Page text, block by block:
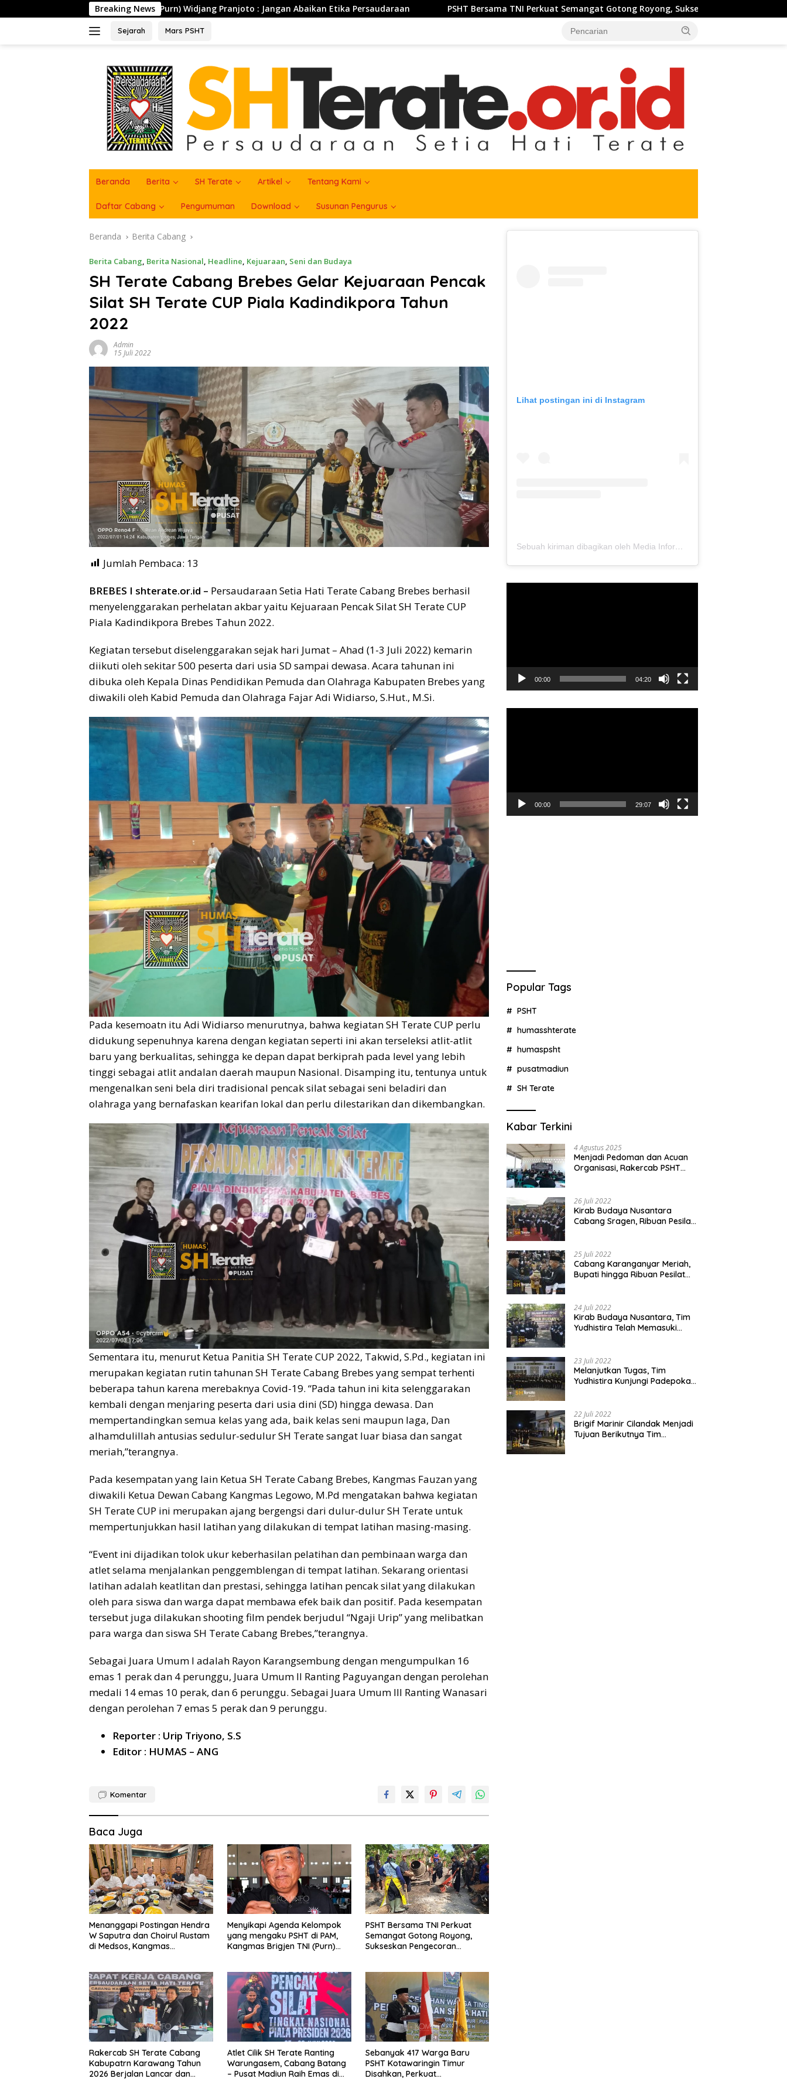
ke
Breaking News
TNI (Purn) Widjang Pranjoto : Jangan Abaikan Etika Persaudaraan PSHT Bersama TNI Perkuat Semangat Gotong Royong, Sukseskan Pengecoran Jembatan TMMD Ke-129 di
Sejarah Mars PSHT
Beranda Berita SH Terate Artikel Tentang Kami
Daftar Cabang Pengumuman Download Susunan Pengurus
Beranda Berita Cabang
Berita Cabang, Berita Nasional, Headline, Kejuaraan, Seni dan Budaya
SH Terate Cabang Brebes Gelar Kejuaraan Pencak
Silat SH Terate CUP Piala Kadindikpora Tahun
2022
Admin
15 Juli 2022
Jumlah Pembaca: 13
BREBES I shterate.or.id – Persaudaraan Setia Hati Terate Cabang Brebes berhasil
menyelenggarakan perhelatan akbar yaitu Kejuaraan Pencak Silat SH Terate CUP
Piala Kadindikpora Brebes Tahun 2022.
Kegiatan tersebut diselenggarakan sejak hari Jumat – Ahad (1-3 Juli 2022) kemarin
diikuti oleh sekitar 500 peserta dari usia SD sampai dewasa. Acara tahunan ini
dibuka oleh Kepala Dinas Pendidikan Pemuda dan Olahraga Kabupaten Brebes yang
diwakili oleh Kabid Pemuda dan Olahraga Fajar Adi Widiarso, S.Hut., M.Si.
Pada kesemoatn itu Adi Widiarso menurutnya, bahwa kegiatan SH Terate CUP perlu
didukung sepenuhnya karena dengan kegiatan seperti ini akan terseleksi atlit-atlit
baru yang berkualitas, sehingga ke depan dapat berkiprah pada level yang lebih
tinggi sebagai atlit andalan daerah maupun Nasional. Disamping itu, tentunya untuk
mengenalkan seni bela diri tradisional pencak silat sebagai seni beladiri dan
olahraga yang bernafaskan kearifan lokal dan perlu dilestarikan dan dikembangkan.
Sementara itu, menurut Ketua Panitia SH Terate CUP 2022, Takwid, S.Pd., kegiatan ini
merupakan kegiatan rutin tahunan SH Terate Cabang Brebes yang sempat terhenti
beberapa tahun karena merebaknya Covid-19. “Pada tahun ini kita selenggarakan
kembali dengan menjaring peserta dari usia dini (SD) hingga dewasa. Dan
mempertandingkan semua kelas yang ada, baik kelas seni maupun laga, Dan
alhamdulillah antusias sedulur-sedulur SH Terate sangat luar biasa dan sangat
meriah,”terangnya.
Pada kesempatan yang lain Ketua SH Terate Cabang Brebes, Kangmas Fauzan yang
diwakili Ketua Dewan Cabang Kangmas Legowo, M.Pd mengatakan bahwa kegiatan
SH Terate CUP ini merupakan ajang bergengsi dari dulur-dulur SH Terate untuk
mempertunjukkan hasil latihan yang dilakukan di tempat latihan masing-masing.
“Event ini dijadikan tolok ukur keberhasilan pelatihan dan pembinaan warga dan
atlet selama menjalankan penggemblengan di tempat latihan. Sekarang orientasi
latihan adalah keatlitan dan prestasi, sehingga latihan pencak silat yang dilakukan
oleh para siswa dan warga dapat membawa efek baik dan positif. Pada kesempatan
tersebut juga dilakukan shooting film pendek berjudul “Ngaji Urip” yang melibatkan
para warga dan siswa SH Terate Cabang Brebes,”terangnya.
Sebagai Juara Umum I adalah Rayon Karangsembung dengan mengumpulkan 16
emas 1 perak dan 4 perunggu, Juara Umum II Ranting Paguyangan dengan perolehan
medali 14 emas 10 perak, dan 6 perunggu. Sebagai Juara Umum III Ranting Wanasari
dengan perolehan 7 emas 5 perak dan 9 perunggu.
Reporter : Urip Triyono, S.S
Editor : HUMAS – ANG
Komentar
Baca Juga
Menanggapi Postingan Hendra
W Saputra dan Choirul Rustam
di Medsos, Kangmas
Menyikapi Agenda Kelompok
yang mengaku PSHT di PAM,
Kangmas Brigjen TNI (Purn)
PSHT Bersama TNI Perkuat
Semangat Gotong Royong,
Sukseskan Pengecoran
Rakercab SH Terate Cabang
Kabupatrn Karawang Tahun
2026 Berjalan Lancar dan
Atlet Cilik SH Terate Ranting
Warungasem, Cabang Batang
– Pusat Madiun Raih Emas di
Sebanyak 417 Warga Baru
PSHT Kotawaringin Timur
Disahkan, Perkuat
Lihat postingan ini di Instagram
Sebuah kiriman dibagikan oleh Media Informasi Dewan Pusat Persaudaraan Setia Hati Terate (@media.dewanpusat)
00:00 04:20
00:00 29:07
Popular Tags
PSHT
humasshterate
humaspsht
pusatmadiun
SH Terate
Kabar Terkini
4 Agustus 2025
Menjadi Pedoman dan Acuan
Organisasi, Rakercab PSHT
Kerja, Berjalan Lancar dan
Sukses
26 Juli 2022
Kirab Budaya Nusantara
Cabang Sragen, Ribuan Pesilat
25 Juli 2022
Cabang Karanganyar Meriah,
Bupati hingga Ribuan Pesilat
24 Juli 2022
Kirab Budaya Nusantara, Tim
Yudhistira Telah Memasuki
23 Juli 2022
Melanjutkan Tugas, Tim
Yudhistira Kunjungi Padepokan
22 Juli 2022
Brigif Marinir Cilandak Menjadi
Tujuan Berikutnya Tim